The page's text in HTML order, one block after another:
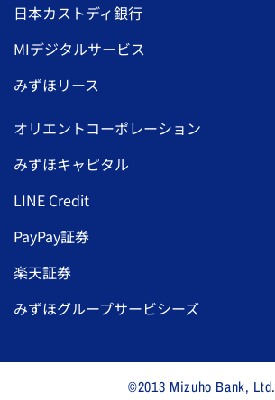
日本カストディ銀行
MIデジタルサービス
みずほリース
オリエントコーポレーション
みずほキャピタル
LINE Credit
PayPay証券
楽天証券
みずほグループサービシーズ
©2013 Mizuho Bank, Ltd.